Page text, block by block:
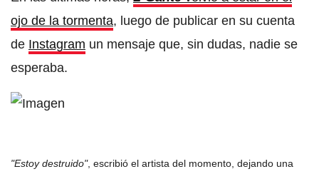
ojo de la tormenta, luego de publicar en su cuenta
de Instagram un mensaje que, sin dudas, nadie se
esperaba.
"Estoy destruido", escribió el artista del momento, dejando una